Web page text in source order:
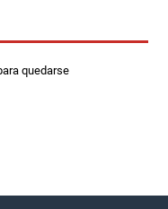
quedarse